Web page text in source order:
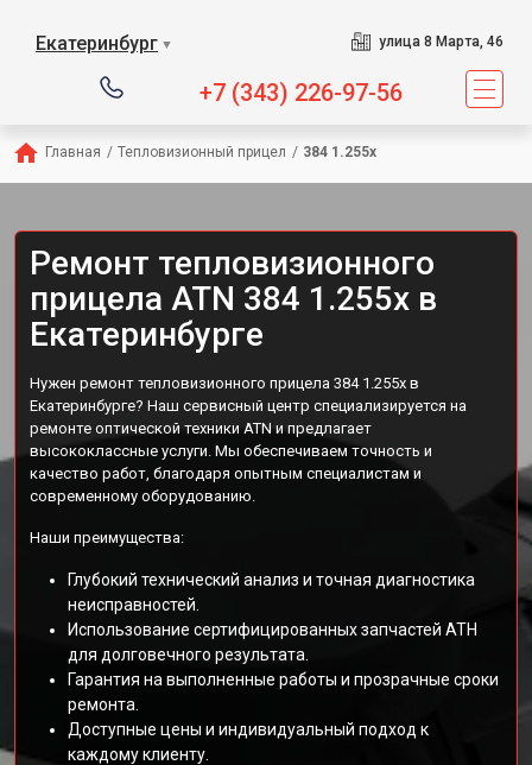
Екатеринбург ▼ улица 8 Марта, 46
+7 (343) 226-97-56
Главная / Тепловизионный прицел / 384 1.255x
Ремонт тепловизионного
прицела ATN 384 1.255x в
Екатеринбурге
Нужен ремонт тепловизионного прицела 384 1.255x в
Екатеринбурге? Наш сервисный центр специализируется на
ремонте оптической техники ATN и предлагает
высококлассные услуги. Мы обеспечиваем точность и
качество работ, благодаря опытным специалистам и
современному оборудованию.
Наши преимущества:
Глубокий технический анализ и точная диагностика
неисправностей.
Использование сертифицированных запчастей АТН
для долговечного результата.
Гарантия на выполненные работы и прозрачные сроки
ремонта.
Доступные цены и индивидуальный подход к
каждому клиенту.